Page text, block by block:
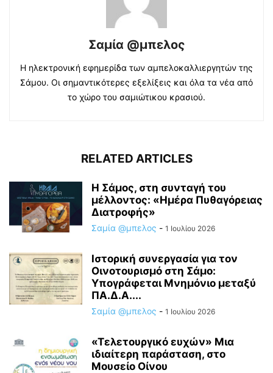
Σαμία @μπελος
Η ηλεκτρονική εφημερίδα των αμπελοκαλλιεργητών της
Σάμου. Οι σημαντικότερες εξελίξεις και όλα τα νέα από
το χώρο του σαμιώτικου κρασιού.
RELATED ARTICLES
Η Σάμος, στη συνταγή του
μέλλοντος: «Ημέρα Πυθαγόρειας
Διατροφής»
Σαμία @μπελος - 1 Ιουλίου 2026
Ιστορική συνεργασία για τον
Οινοτουρισμό στη Σάμο:
Υπογράφεται Μνημόνιο μεταξύ
ΠΑ.Δ.Α....
Σαμία @μπελος - 1 Ιουλίου 2026
«Τελετουργικό ευχών» Μια
ιδιαίτερη παράσταση, στο
Μουσείο Οίνου